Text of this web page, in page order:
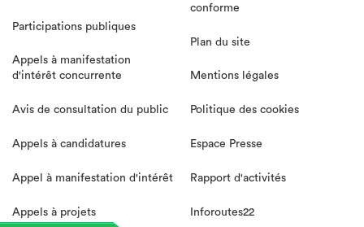
Participations publiques
Appels à manifestation
d'intérêt concurrente
Avis de consultation du public
Appels à candidatures
Appel à manifestation d'intérêt
Appels à projets
conforme
Plan du site
Mentions légales
Politique des cookies
Espace Presse
Rapport d'activités
Inforoutes22